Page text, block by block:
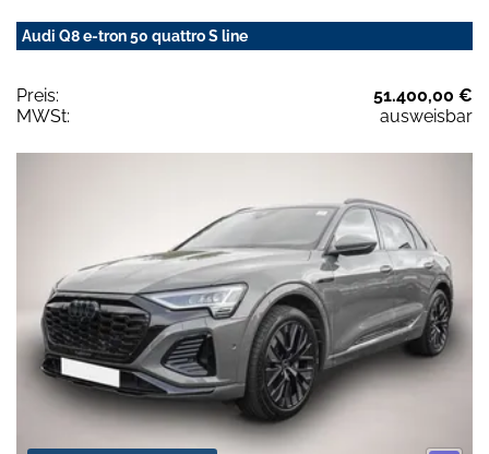
Audi Q8 e-tron 50 quattro S line
Preis:
51.400,00 €
MWSt:
ausweisbar